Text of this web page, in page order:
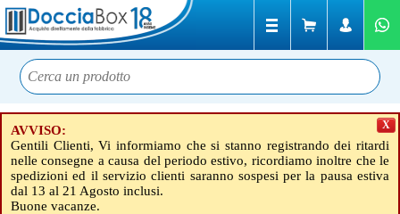
AVVISO:
Gentili Clienti, Vi informiamo che si stanno registrando dei ritardi
nelle consegne a causa del periodo estivo, ricordiamo inoltre che le
spedizioni ed il servizio clienti saranno sospesi per la pausa estiva
dal 13 al 21 Agosto inclusi.
Buone vacanze.
X